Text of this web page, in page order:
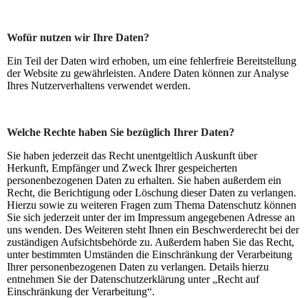
Wofür nutzen wir Ihre Daten?
Ein Teil der Daten wird erhoben, um eine fehlerfreie Bereitstellung
der Website zu gewährleisten. Andere Daten können zur Analyse
Ihres Nutzerverhaltens verwendet werden.
Welche Rechte haben Sie bezüglich Ihrer Daten?
Sie haben jederzeit das Recht unentgeltlich Auskunft über
Herkunft, Empfänger und Zweck Ihrer gespeicherten
personenbezogenen Daten zu erhalten. Sie haben außerdem ein
Recht, die Berichtigung oder Löschung dieser Daten zu verlangen.
Hierzu sowie zu weiteren Fragen zum Thema Datenschutz können
Sie sich jederzeit unter der im Impressum angegebenen Adresse an
uns wenden. Des Weiteren steht Ihnen ein Beschwerderecht bei der
zuständigen Aufsichtsbehörde zu. Außerdem haben Sie das Recht,
unter bestimmten Umständen die Einschränkung der Verarbeitung
Ihrer personenbezogenen Daten zu verlangen. Details hierzu
entnehmen Sie der Datenschutzerklärung unter „Recht auf
Einschränkung der Verarbeitung“.